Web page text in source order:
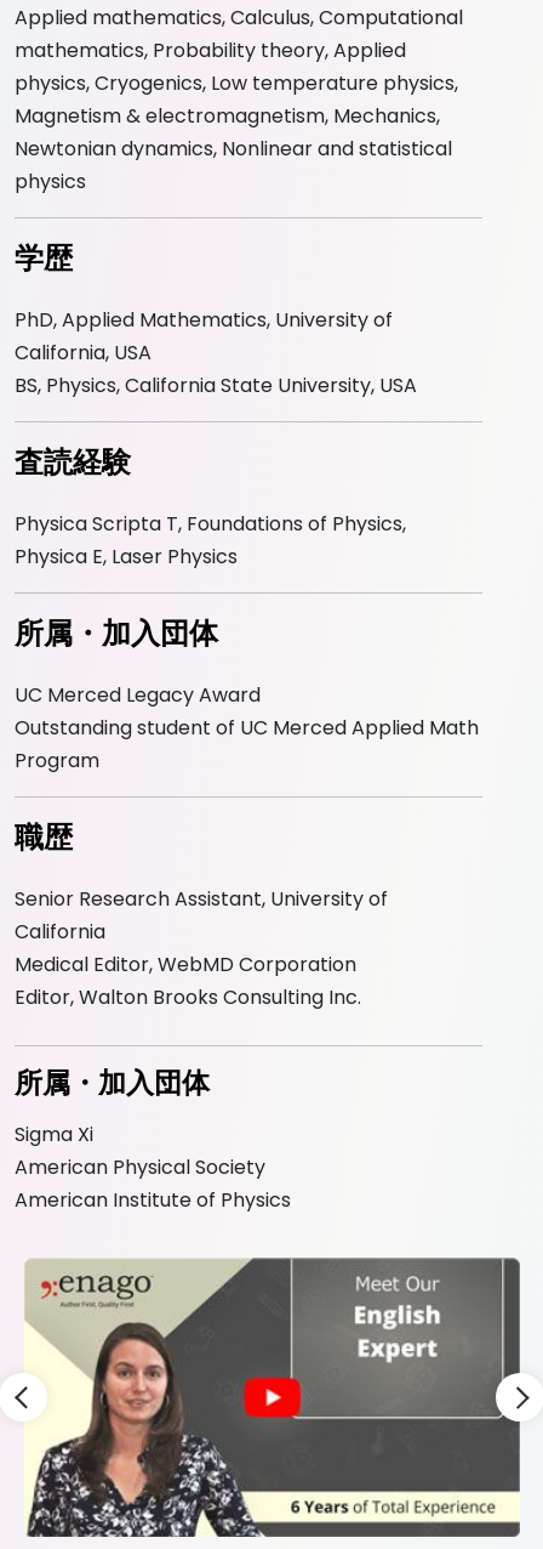
Applied mathematics, Calculus, Computational
mathematics, Probability theory, Applied
physics, Cryogenics, Low temperature physics,
Magnetism & electromagnetism, Mechanics,
Newtonian dynamics, Nonlinear and statistical
physics
学歴
PhD, Applied Mathematics, University of
California, USA
BS, Physics, California State University, USA
査読経験
Physica Scripta T, Foundations of Physics,
Physica E, Laser Physics
所属・加入団体
UC Merced Legacy Award
Outstanding student of UC Merced Applied Math
Program
職歴
Senior Research Assistant, University of
California
Medical Editor, WebMD Corporation
Editor, Walton Brooks Consulting Inc.
所属・加入団体
Sigma Xi
American Physical Society
American Institute of Physics
Slide 3 of 9